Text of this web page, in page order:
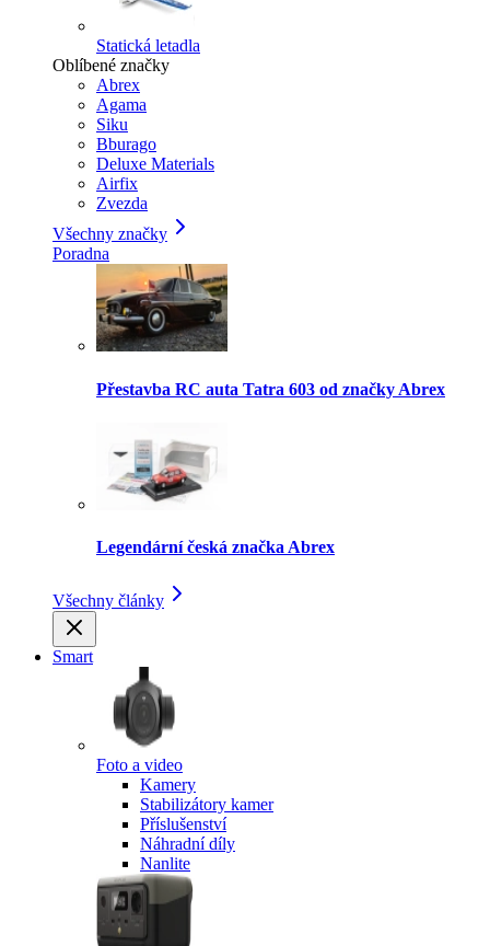
Statická letadla
Oblíbené značky
Abrex
Agama
Siku
Bburago
Deluxe Materials
Airfix
Zvezda
Všechny značky
Poradna
Přestavba RC auta Tatra 603 od značky Abrex
Legendární česká značka Abrex
Všechny články
Smart
Foto a video
Kamery
Stabilizátory kamer
Příslušenství
Náhradní díly
Nanlite